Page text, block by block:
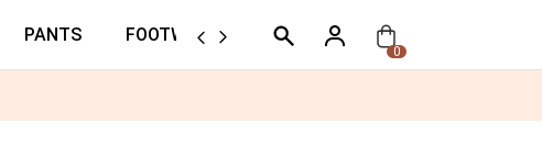
PANTS FOOTWEAR ORTHER
0